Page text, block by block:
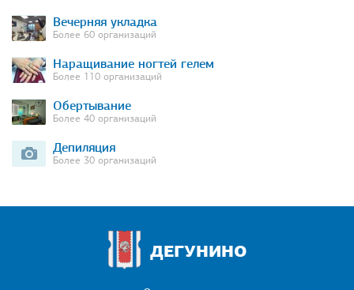
Вечерняя укладка
Более 60 организаций
Наращивание ногтей гелем
Более 110 организаций
Обертывание
Более 40 организаций
Депиляция
Более 30 организаций
ДЕГУНИНО